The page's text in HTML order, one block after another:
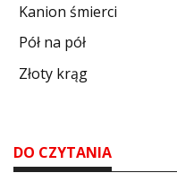
Kanion śmierci
Pół na pół
Złoty krąg
DO CZYTANIA